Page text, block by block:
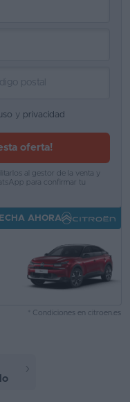
AHORA
* Condiciones en citroen.es
y privacidad
oferta!
al gestor de la venta y
para confirmar tu